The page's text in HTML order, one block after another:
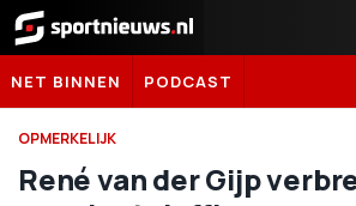
Sportnieuws.nl
NET BINNEN PODCAST
OPMERKELIJK
René van der Gijp